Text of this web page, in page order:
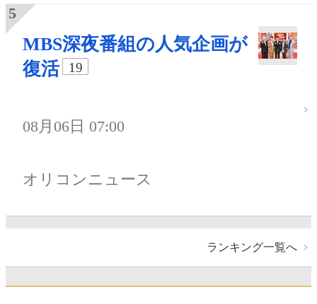
MBS深夜番組の人気企画が
復活
19
08月06日 07:00
オリコンニュース
ランキング一覧へ